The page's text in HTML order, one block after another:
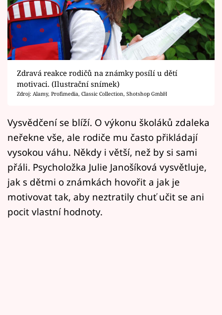
Horoskopy
Sledujte prima+
Filmový festival Karlovy Vary
Pořady
Přihlášení
Sledujte nás
Zdravá reakce rodičů na známky posílí u dětí
motivaci. (Ilustrační snímek)
Zdroj: Alamy, Profimedia, Classic Collection, Shotshop GmbH
Vysvědčení se blíží. O výkonu školáků zdaleka
neřekne vše, ale rodiče mu často přikládají
vysokou váhu. Někdy i větší, než by si sami
přáli. Psycholožka Julie Janošíková vysvětluje,
jak s dětmi o známkách hovořit a jak je
motivovat tak, aby neztratily chuť učit se ani
pocit vlastní hodnoty.